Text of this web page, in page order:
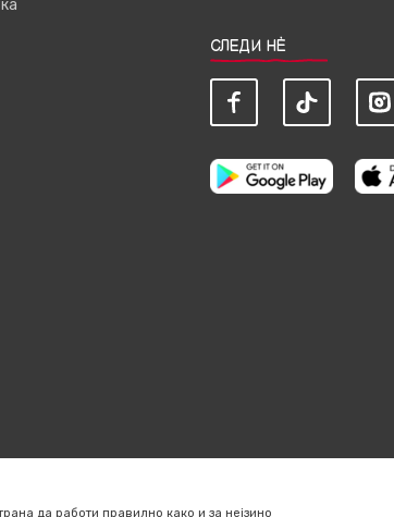
СЛЕДИ НЀ
да работи правилно како и за нејзино